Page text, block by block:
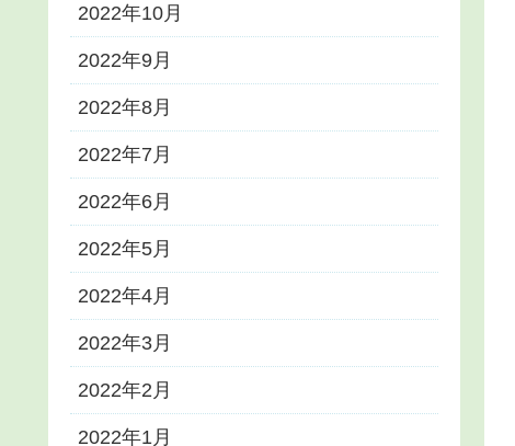
2022年10月
2022年9月
2022年8月
2022年7月
2022年6月
2022年5月
2022年4月
2022年3月
2022年2月
2022年1月